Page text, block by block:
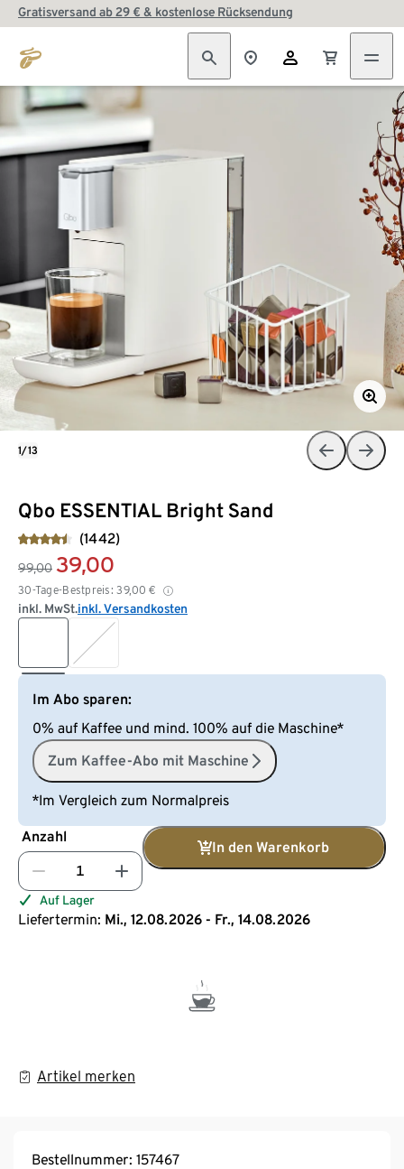
Gratisversand ab 29 € & kostenlose Rücksendung
Qbo ESSENTIAL Bright Sand
(1442)
99,00 39,00
30-Tage-Bestpreis: 39,00 €
inkl. MwSt.inkl. Versandkosten
Im Abo sparen:
0% auf Kaffee und mind. 100% auf die Maschine*
Zum Kaffee-Abo mit Maschine
*Im Vergleich zum Normalpreis
Anzahl
In den Warenkorb
Auf Lager
Liefertermin: Mi., 12.08.2026 - Fr., 14.08.2026
Artikel merken
1/13
Bestellnummer: 157467